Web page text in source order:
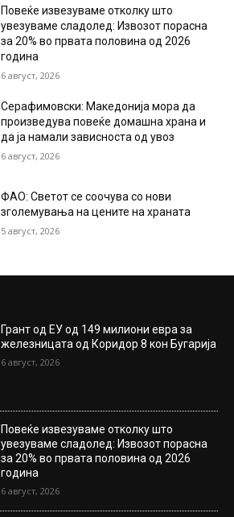
Повеќе извезуваме отколку што
увезуваме сладолед: Извозот порасна
за 20% во првата половина од 2026
година
6 август, 2026
Серафимовски: Македонија мора да
произведува повеќе домашна храна и
да ја намали зависноста од увоз
6 август, 2026
ФАО: Светот се соочува со нови
зголемувања на цените на храната
5 август, 2026
Грант од ЕУ од 149 милиони евра за
железницата од Коридор 8 кон Бугарија
6 август, 2026
Повеќе извезуваме отколку што
увезуваме сладолед: Извозот порасна
за 20% во првата половина од 2026
година
6 август, 2026